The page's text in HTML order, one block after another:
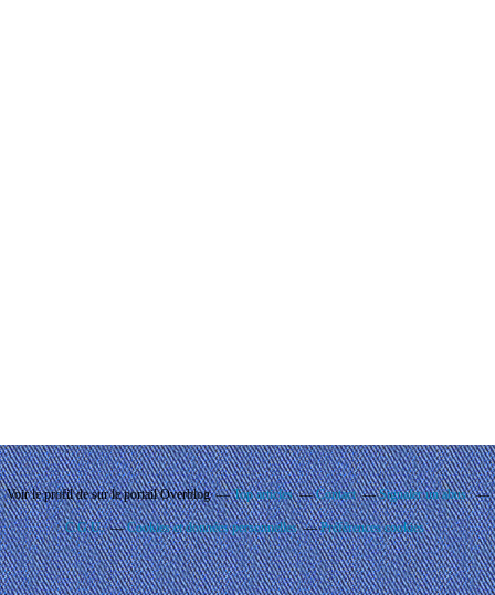
Voir le profil desur le portail Overblog Top articles Contact Signaler un abus
C.G.U. Cookies et données personnelles Préférences cookies